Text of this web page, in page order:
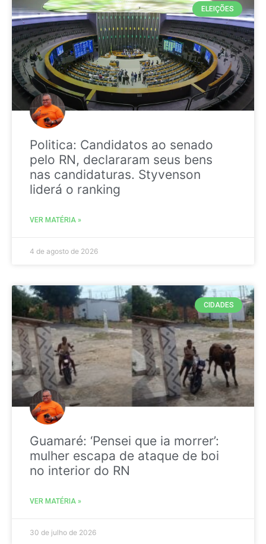
ELEIÇÕES
Politica: Candidatos ao senado
pelo RN, declararam seus bens
nas candidaturas. Styvenson
liderá o ranking
VER MATÉRIA »
4 de agosto de 2026
CIDADES
Guamaré: ‘Pensei que ia morrer’:
mulher escapa de ataque de boi
no interior do RN
VER MATÉRIA »
30 de julho de 2026